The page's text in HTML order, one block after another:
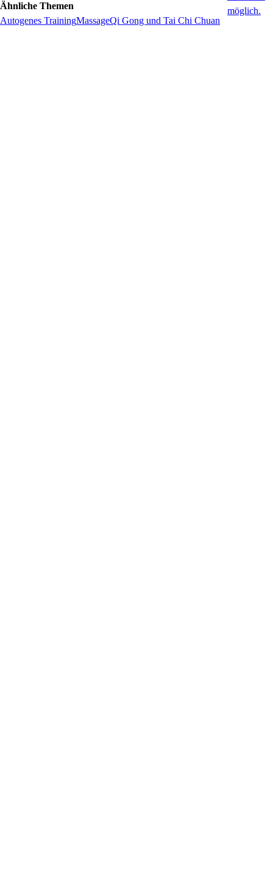
Ähnliche Themen
Autogenes TrainingMassageQi Gong und Tai Chi Chuan